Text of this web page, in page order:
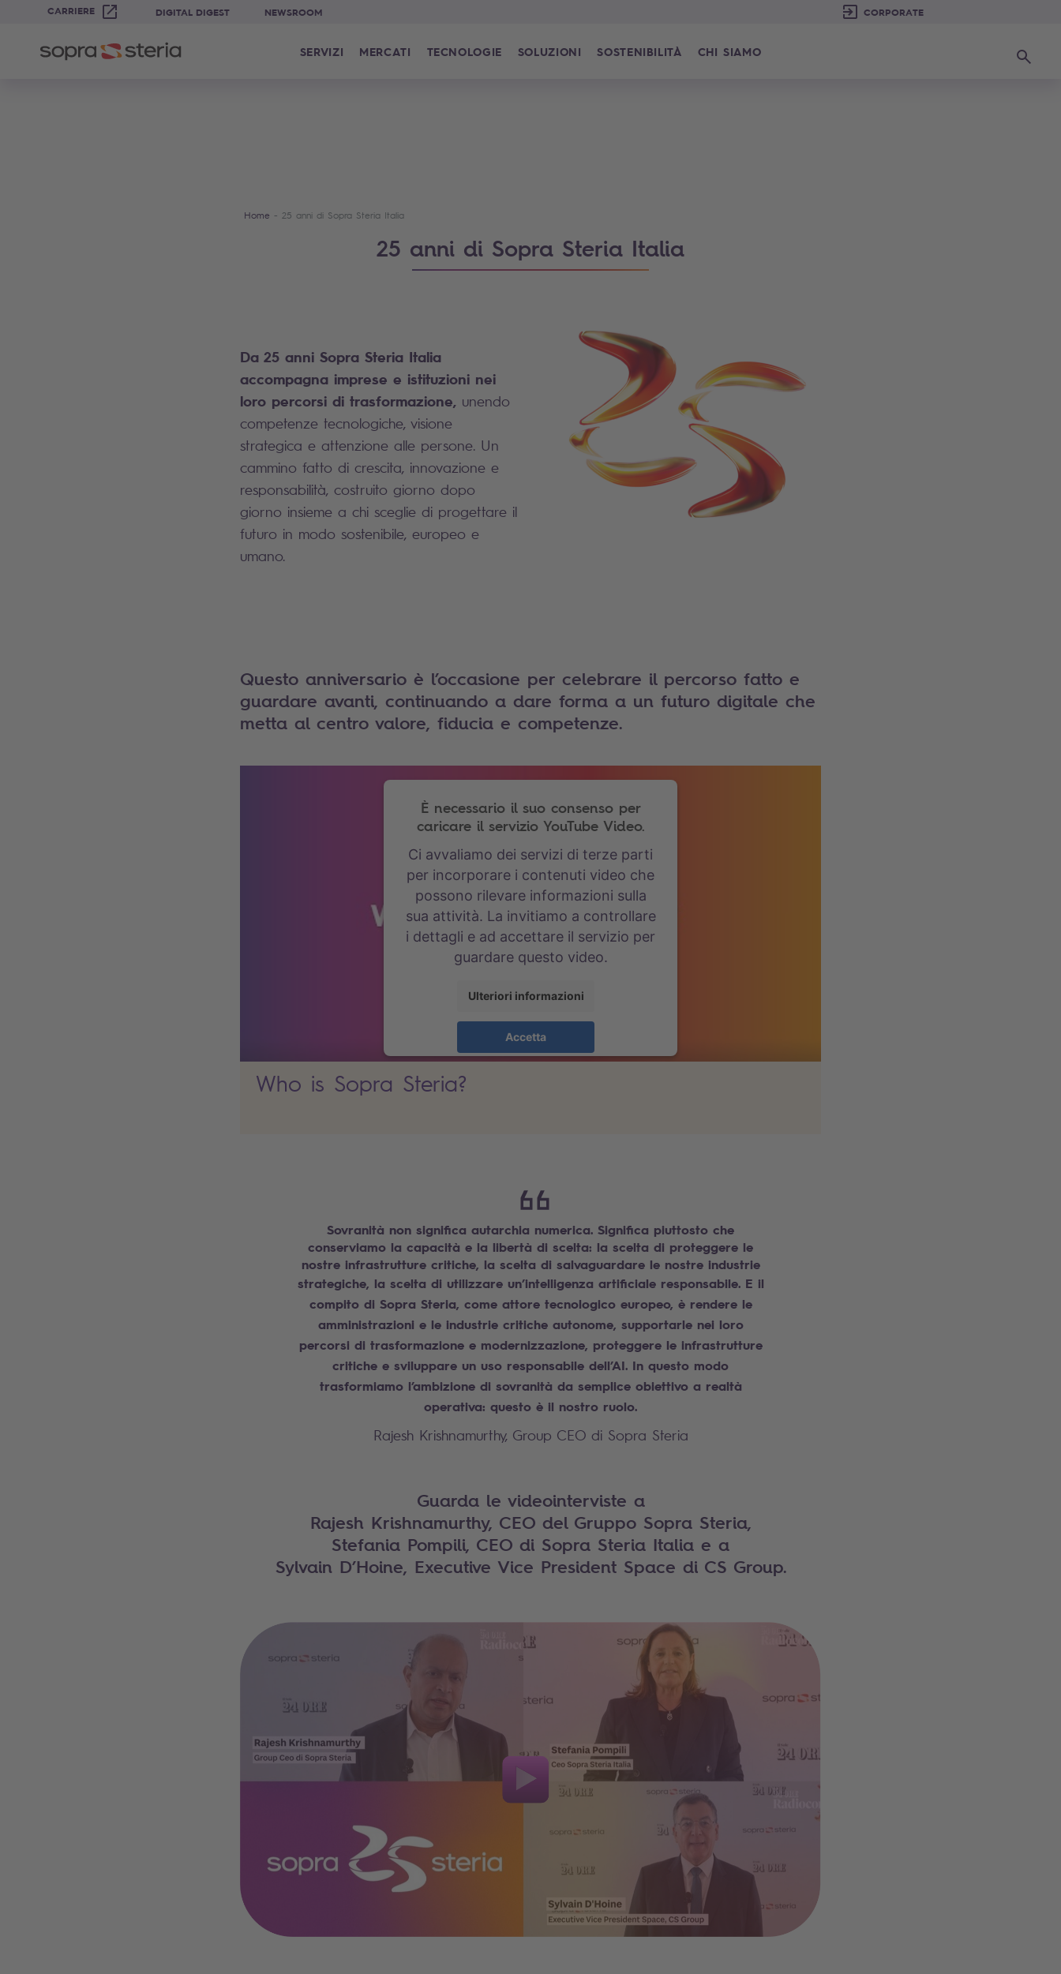
CARRIERE DIGITAL DIGEST NEWSROOM
SERVIZI MERCATI TECNOLOGIE SOLUZIONI SOSTENIBILITÀ CHI SIAMO Ricerca
Home 25 anni di Sopra Steria Italia
25 anni di Sopra Steria Italia
Da 25 anni Sopra Steria Italia
accompagna imprese e istituzioni nei
loro percorsi di trasformazione, unendo
competenze tecnologiche, visione
strategica e attenzione alle persone. Un
cammino fatto di crescita, innovazione e
responsabilità, costruito giorno dopo
giorno insieme a chi sceglie di progettare il
futuro in modo sostenibile, europeo e
umano.
Questo anniversario è l’occasione per celebrare il percorso fatto e
guardare avanti, continuando a dare forma a un futuro digitale che
metta al centro valore, fiducia e competenze.
È necessario il suo consenso per
caricare il servizio YouTube Video.
Ci avvaliamo dei servizi di terze parti
per incorporare i contenuti video che
possono rilevare informazioni sulla
sua attività. La invitiamo a controllare
i dettagli e ad accettare il servizio per
guardare questo video.
Ulteriori informazioni
Accetta
powered byUsercentrics Consent
Management Platform
Who is Sopra Steria?
Sovranità non significa autarchia numerica. Significa piuttosto che
conserviamo la capacità e la libertà di scelta: la scelta di proteggere le
nostre infrastrutture critiche, la scelta di salvaguardare le nostre industrie
strategiche, la scelta di utilizzare un’intelligenza artificiale responsabile. E il
compito di Sopra Steria, come attore tecnologico europeo, è rendere le
amministrazioni e le industrie critiche autonome, supportarle nei loro
percorsi di trasformazione e modernizzazione, proteggere le infrastrutture
critiche e sviluppare un uso responsabile dell’AI. In questo modo
trasformiamo l’ambizione di sovranità da semplice obiettivo a realtà
operativa: questo è il nostro ruolo.
Rajesh Krishnamurthy, Group CEO di Sopra Steria
Guarda le videointerviste a
Rajesh Krishnamurthy, CEO del Gruppo Sopra Steria,
Stefania Pompili, CEO di Sopra Steria Italia e a
Sylvain D’Hoine, Executive Vice President Space di CS Group.